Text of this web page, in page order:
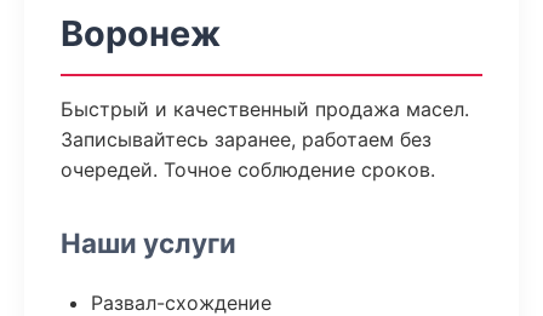
Воронеж
Быстрый и качественный продажа масел.
Записывайтесь заранее, работаем без
очередей. Точное соблюдение сроков.
Наши услуги
Развал-схождение